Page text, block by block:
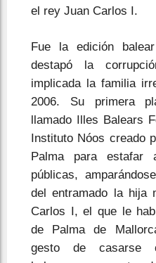
el rey Juan Carlos I.
Fue la edición
destapó la
implicada la familia
2006. Su primera
llamado Illes Balears
Instituto Nóos creado
Palma para estafar
públicas,
del entramado la hija
Carlos I, el que le
de Palma de
gesto de casarse